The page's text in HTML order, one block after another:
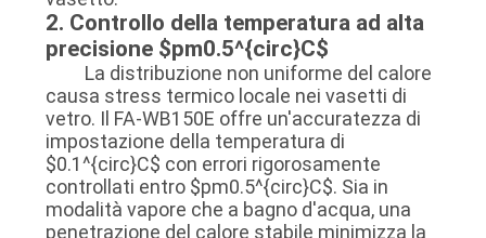
2. Controllo della temperatura ad alta
precisione $pm0.5^{circ}C$
La distribuzione non uniforme del calore
causa stress termico locale nei vasetti di
vetro. Il FA-WB150E offre un'accuratezza di
impostazione della temperatura di
$0.1^{circ}C$ con errori rigorosamente
controllati entro $pm0.5^{circ}C$. Sia in
modalità vapore che a bagno d'acqua, una
penetrazione del calore stabile minimizza la